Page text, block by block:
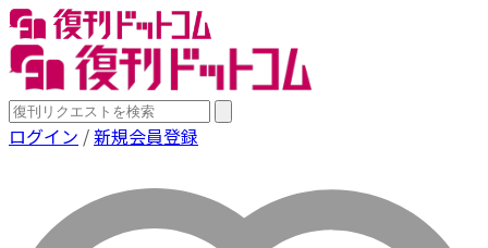
ログイン /新規会員登録